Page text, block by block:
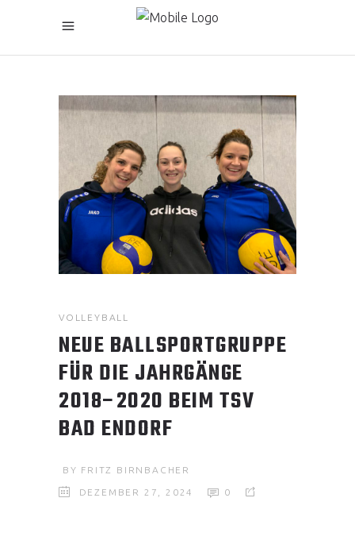
VOLLEYBALL
NEUE BALLSPORTGRUPPE
FÜR DIE JAHRGÄNGE
2018–2020 BEIM TSV
BAD ENDORF
BY FRITZ BIRNBACHER
DEZEMBER 27, 2024 0